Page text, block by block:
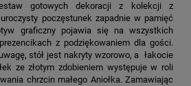
gotowych dekoracji z kolekcji z
poczęstunek zapadnie w pamięć
graficzny pojawia się na wszystkich
z podziękowaniem dla gości.
stół jest nakryty wzorowo, a łakocie
ze złotym zdobieniem występuje w roli
chrzcin małego Aniołka. Zamawiając